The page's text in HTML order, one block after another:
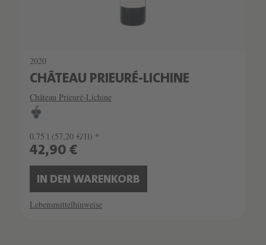
2020
CHÂTEAU PRIEURÉ-LICHINE
Château Prieuré-Lichine
0.75 l (57,20 €/1l) *
42,90 €
IN DEN WARENKORB
Lebensmittelhinweise